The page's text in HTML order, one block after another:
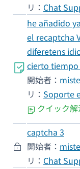
リ： Chat
he añadido
el recaptcha
diferetens
cierto
開始者：
リ： Soporte
クイック
captcha 3
開始者：
リ： Chat